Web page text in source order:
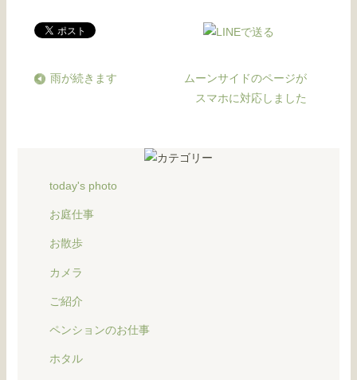
雨が続きます
ムーンサイドのページが
スマホに対応しました
today's photo
お庭仕事
お散歩
カメラ
ご紹介
ペンションのお仕事
ホタル